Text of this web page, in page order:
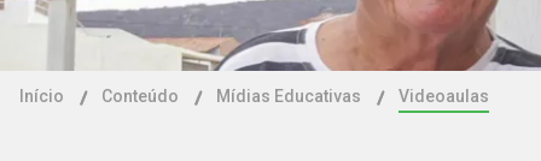
Início Conteúdo Mídias Educativas Videoaulas